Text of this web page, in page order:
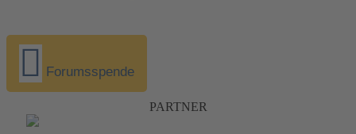
Forumsspende
PARTNER